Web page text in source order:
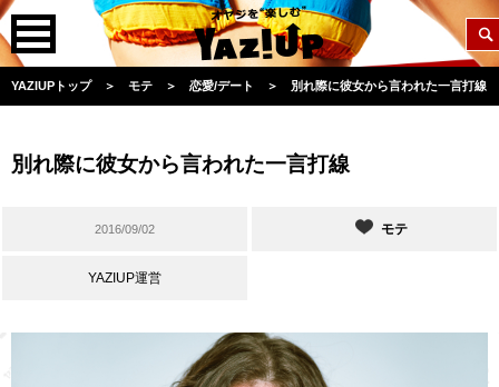
YAZIUPトップ ＞ モテ ＞ 恋愛/デート ＞ 別れ際に彼女から言われた一言打線
別れ際に彼女から言われた一言打線
2016/09/02 モテ
YAZIUP運営